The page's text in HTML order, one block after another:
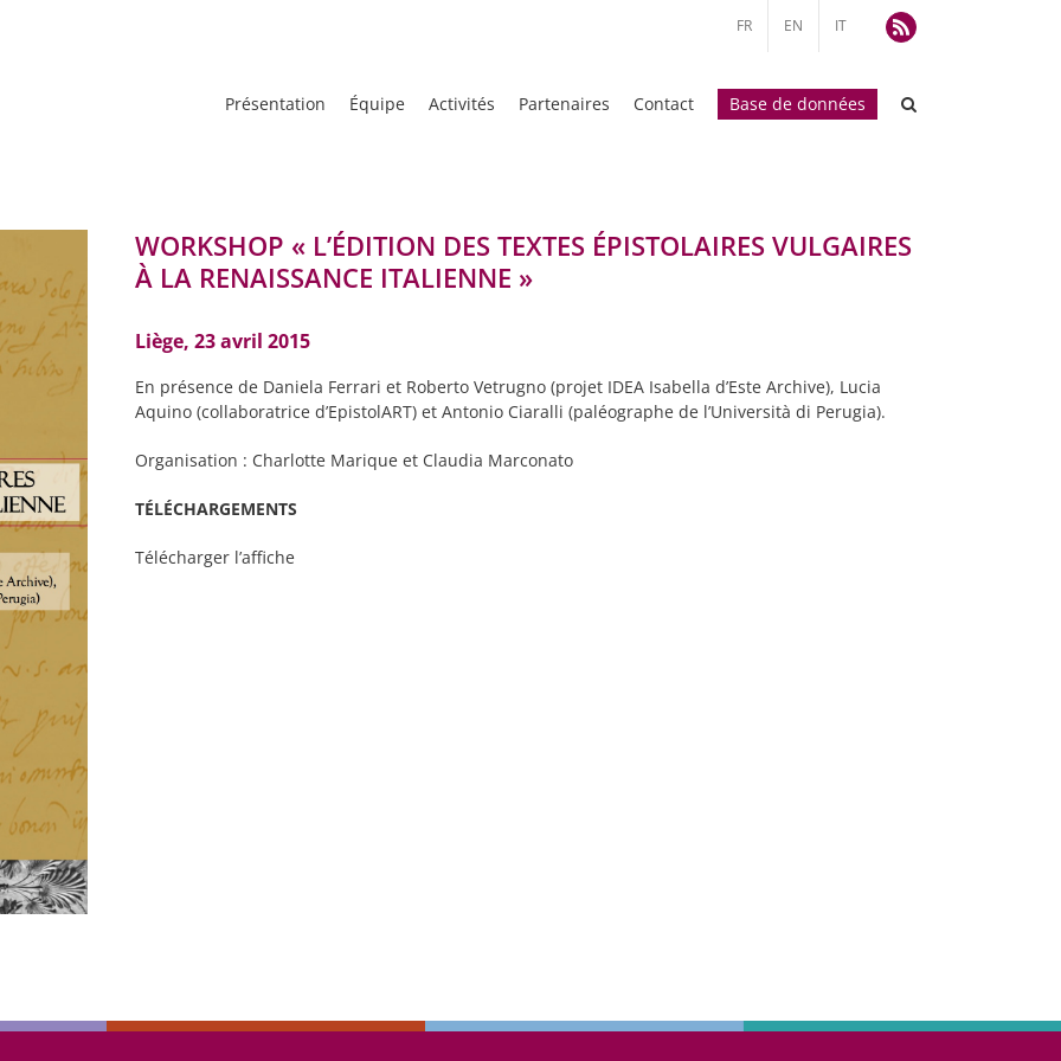
Rss
FR EN IT
Présentation Équipe Activités Partenaires Contact Base de données
WORKSHOP « L’ÉDITION DES TEXTES ÉPISTOLAIRES VULGAIRES
À LA RENAISSANCE ITALIENNE »
Liège, 23 avril 2015
En présence de Daniela Ferrari et Roberto Vetrugno (projet IDEA Isabella d’Este Archive), Lucia
Aquino (collaboratrice d’EpistolART) et Antonio Ciaralli (paléographe de l’Università di Perugia).
Organisation : Charlotte Marique et Claudia Marconato
TÉLÉCHARGEMENTS
Télécharger l’affiche